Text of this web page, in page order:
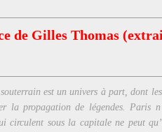
de Gilles Thomas
est un univers à part, dont
la propagation de légendes. Paris
circulent sous la capitale ne peut